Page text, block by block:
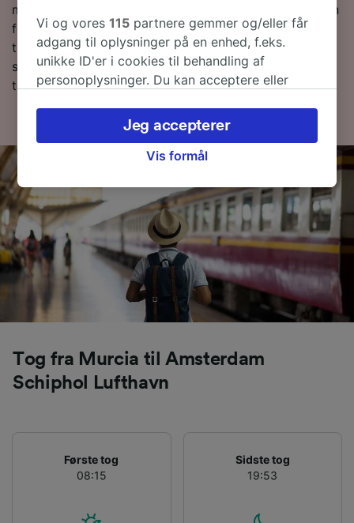
med os i dag! Ønsker du at finde ud af mere om rejsen
først, så kan du finde vores togplan forneden og,-tips
til, hvordan du finder billige billetter og vores ofte
stillede spørgsmål, deriblandt de første og sidste
togtider.
Tog fra Murcia til Amsterdam
Schiphol Lufthavn
Første tog
08:15
Sidste tog
19:53
Vi og vores115 partnere gemmer og/eller får
adgang til oplysninger på en enhed, f.eks.
unikke ID'er i cookies til behandling af
personoplysninger. Du kan acceptere eller
herunder din ret til at gøre indsigelse, hvor
legitim interesse bruges, eller når som helst på
siden om privatlivspolitik. Disse valg
browsingdata. Dine data vil ikke blive brugt til
sporingsformål, hvis du har bedt os om ikke at
spore dig.
Vi og vores partnere behandler data for at
levere:
Bruge præcise geografiske
placeringsoplysninger. Aktivt scanne
Opbevare og/eller tilgå oplysninger på en
enhed. Tilpasset annoncering og indhold,
annoncerings- og indholdsmåling,
målgruppeundersøgelser og udvikling af
Liste over partnere (leverandører)
Vis formål
Jeg accepterer